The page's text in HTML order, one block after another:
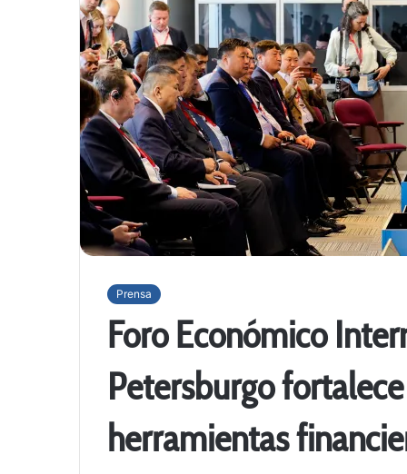
Prensa
Foro Económico
Petersburgo
herramientas